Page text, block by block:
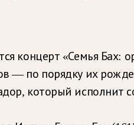
концерт «Семья Бах:
— по порядку их
который